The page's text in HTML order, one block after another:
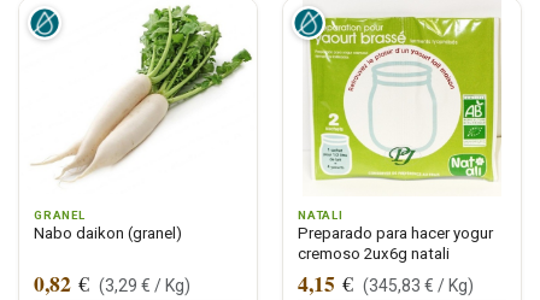
GRANEL
Nabo daikon (granel)
0,82 € (3,29 € / Kg)
NATALI
Preparado para hacer yogur
cremoso 2ux6g natali
4,15 € (345,83 € / Kg)